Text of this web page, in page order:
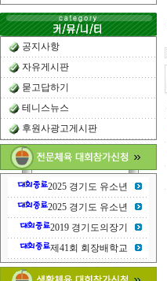
공지사항
자유게시판
묻고답하기
테니스뉴스
후원사광고게시판
2025 경기도 유소년
2025 경기도 유소년
2019 경기도의장기
제41회 회장배학교